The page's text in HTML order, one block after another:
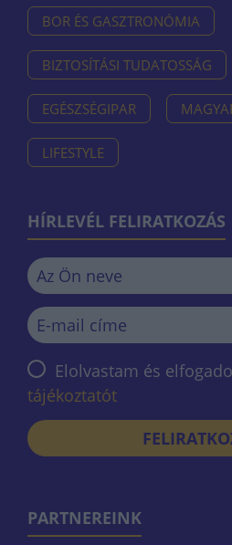
BOR ÉS GASZTRONÓMIA
BIZTOSÍTÁSI TUDATOSSÁG
EGÉSZSÉGIPAR
LIFESTYLE
HÍRLEVÉL FELIRATKOZÁS
Elolvastam és
tájékoztatót
PARTNEREINK